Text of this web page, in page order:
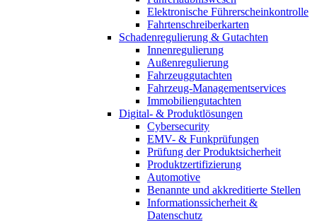
Elektronische Führerscheinkontrolle
Fahrtenschreiberkarten
Schadenregulierung & Gutachten
Innenregulierung
Außenregulierung
Fahrzeuggutachten
Fahrzeug-Managementservices
Immobiliengutachten
Digital- & Produktlösungen
Cybersecurity
EMV- & Funkprüfungen
Prüfung der Produktsicherheit
Produktzertifizierung
Automotive
Benannte und akkreditierte Stellen
Informationssicherheit &
Datenschutz